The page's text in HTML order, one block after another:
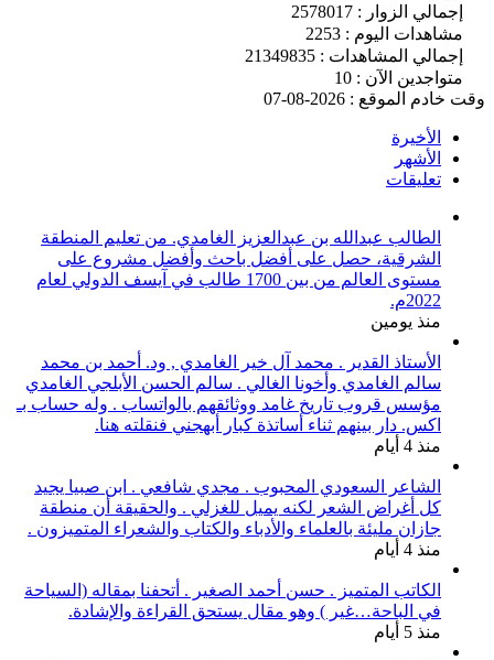
إجمالي الزوار : 2578017
مشاهدات اليوم : 2253
إجمالي المشاهدات : 21349835
متواجدين الآن : 10
وقت خادم الموقع : 2026-08-07
الأخيرة
الأشهر
تعليقات
الطالب عبدالله بن عبدالعزيز الغامدي. من تعليم المنطقة
الشرقية، حصل على أفضل باحث وأفضل مشروع على
مستوى العالم من بين 1700 طالب في آيسف الدولي لعام
2022م.
منذ يومين
الأستاذ القدير . محمد آل خير الغامدي , ود. أحمد بن محمد
سالم الغامدي وأخونا الغالي . سالم الحسن الأبلجي الغامدي
مؤسس قروب تاريخ غامد ووثائقهم بالواتساب . وله حساب بـ
اكس. دار بينهم ثناء أساتذة كبار أبهجني فنقلته هنا.
منذ 4 أيام
الشاعر السعودي المحبوب . مجدي شافعي . ابن صبيا يجيد
كل أغراض الشعر لكنه يميل للغزلي . والحقيقة أن منطقة
جازان مليئة بالعلماء والأدباء والكتاب والشعراء المتميزون .
منذ 4 أيام
الكاتب المتميز . حسن أحمد الصغير . أتحفنا بمقاله (السياحة
في الباحة…غير ) وهو مقال يستحق القراءة والإشادة.
منذ 5 أيام